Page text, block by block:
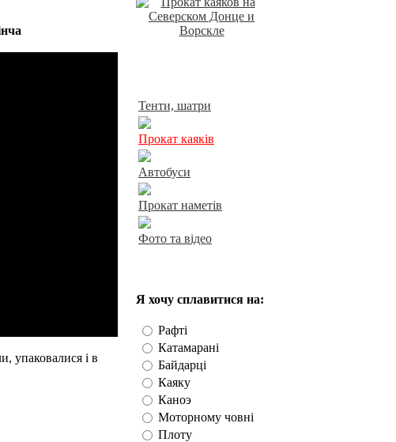
упаковалися і в
Тенти, шатри
Прокат каяків
Автобуси
Прокат наметів
Фото та відео
Я хочу сплавитися на:
Рафті
Катамарані
Байдарці
Каяку
Каноэ
Моторному човні
Плоту